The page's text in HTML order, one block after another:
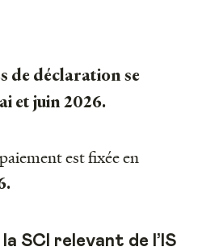
de déclaration se
et juin 2026.
est fixée en
SCI relevant de l’IS